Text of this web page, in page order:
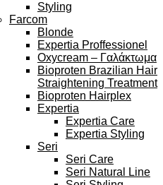
Styling
Farcom
Blonde
Expertia Proffessionel
Oxycream – Γαλάκτωμα
Bioproten Brazilian Hair
Straightening Treatment
Bioproten Hairplex
Expertia
Expertia Care
Expertia Styling
Seri
Seri Care
Seri Natural Line